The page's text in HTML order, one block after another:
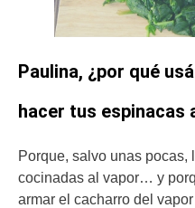
Paulina, ¿por qué
hacer tus espinacas
Porque, salvo unas pocas,
cocinadas al vapor… y
armar el cacharro del